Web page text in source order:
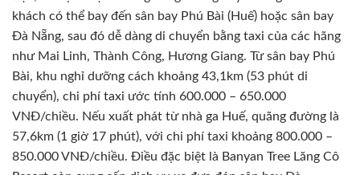
khách có thể bay đến sân bay Phú Bài (Huế) hoặc sân bay
Đà Nẵng, sau đó dễ dàng di chuyển bằng taxi của các hãng
như Mai Linh, Thành Công, Hương Giang. Từ sân bay Phú
Bài, khu nghỉ dưỡng cách khoảng 43,1km (53 phút di
chuyển), chi phí taxi ước tính 600.000 – 650.000
VNĐ/chiều. Nếu xuất phát từ nhà ga Huế, quãng đường là
57,6km (1 giờ 17 phút), với chi phí taxi khoảng 800.000 –
850.000 VNĐ/chiều. Điều đặc biệt là Banyan Tree Lăng Cô